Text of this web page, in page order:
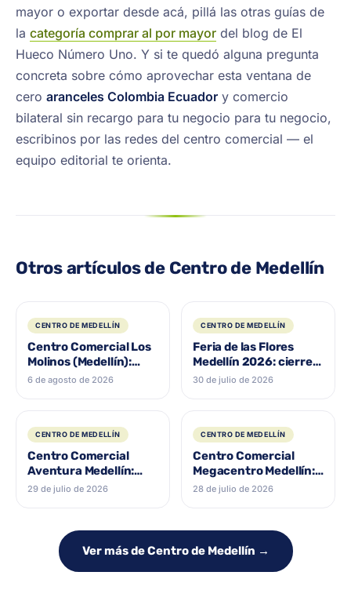
mayor o exportar desde acá, pillá las otras guías de
la categoría comprar al por mayor del blog de El
Hueco Número Uno. Y si te quedó alguna pregunta
concreta sobre cómo aprovechar esta ventana de
cero aranceles Colombia Ecuador y comercio
bilateral sin recargo para tu negocio para tu negocio,
escribinos por las redes del centro comercial — el
equipo editorial te orienta.
Otros artículos de Centro de Medellín
CENTRO DE MEDELLÍN
Centro Comercial Los
Molinos (Medellín):
tiendas, horarios y
6 de agosto de 2026
CENTRO DE MEDELLÍN
Feria de las Flores
Medellín 2026: cierres
y qué surtir
30 de julio de 2026
CENTRO DE MEDELLÍN
Centro Comercial
Aventura Medellín:
tiendas, horarios y
29 de julio de 2026
CENTRO DE MEDELLÍN
Centro Comercial
Megacentro Medellín:
qué encontrás,
28 de julio de 2026
Ver más de Centro de Medellín →